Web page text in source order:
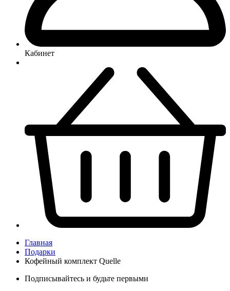
Кабинет
Главная
Подарки
Кофейный комплект Quelle
Подписывайтесь и будьте первыми